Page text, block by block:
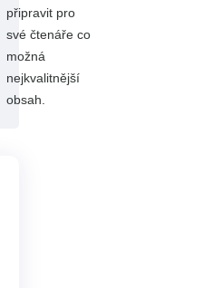
připravit pro
své čtenáře co
možná
nejkvalitnější
obsah.